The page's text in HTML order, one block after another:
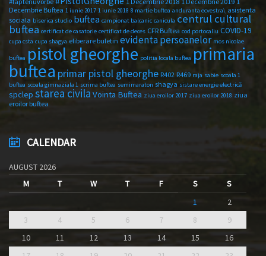
Decembrie Buftea 1 iunie 2017 1 iunie 2018 8 martie buftea anduranta ecvestra\ asistenta
sociala biserica studio buftea campionat balcanic canicula centrul cultural
buftea certificat de casatorie certificat de deces CFR Buftea cod portocaliu COVID-19
cupa csta cupa shagya eliberare buletin evidenta persoanelor mos nicolae
buftea pistol gheorghe politia locala buftea primaria
buftea primar pistol gheorghe R402 R469 raja sabie scoala 1
buftea scoala gimnaziala 1 scrima buftea semimaraton shagya sistare energie electrică
spclep starea civila Vointa Buftea ziua eroilor 2017 ziua eroilor 2018 ziua
eroilor buftea
CALENDAR
AUGUST 2026
M
T W T F S
S
1
2
3
4 5 6 7 8
9
10
11 12 13 14 15
16